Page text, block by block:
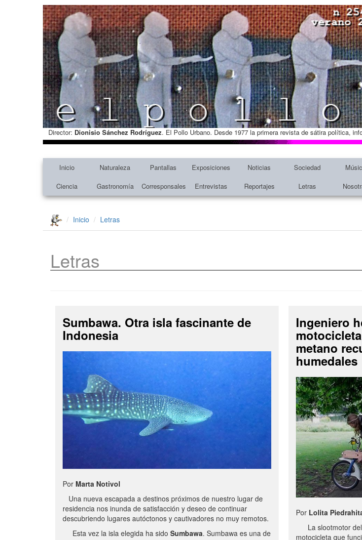
Director: Dionisio Sánchez Rodríguez. El Pollo Urbano. Desde 1977 la primera revista de sátira política,
Inicio Naturaleza Pantallas Exposiciones Noticias Sociedad
Ciencia
Gastronomía Corresponsales Entrevistas Reportajes Letras
Inicio Letras
Letras
Sumbawa. Otra isla fascinante de
Indonesia
Por Marta Notivol
Una nueva escapada a destinos próximos de nuestro lugar de
residencia nos inunda de satisfacción y deseo de continuar
descubriendo lugares autóctonos y cautivadores no muy remotos.
Esta vez la isla elegida ha sido Sumbawa. Sumbawa es una de
Ingeniero
metano
humedales
Por Lolita
La slootmotor del
motocicleta que